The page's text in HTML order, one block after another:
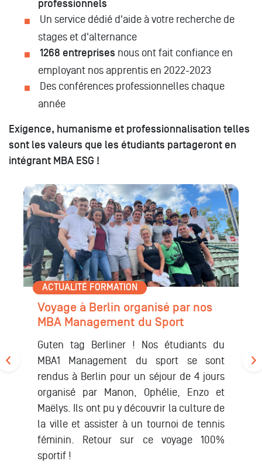
professionnels
Un service dédié d'aide à votre recherche de
stages et d'alternance
1268 entreprises nous ont fait confiance en
employant nos apprentis en 2022-2023
Des conférences professionnelles chaque
année
Exigence, humanisme et professionnalisation telles
sont les valeurs que les étudiants partageront en
intégrant MBA ESG !
ACTUALITÉ FORMATION
Yannick Noah, l’invité d’or des
MBA management du sport
Nos étudiants du MBA 1 management du
sport ont eu pour mission d’organiser une
conférence sportive avec un sportif de
renom. Ainsi ce 15 mars 2022, après un
travail de groupe de qualité, nos étudiants
ont pu accueillir un sportif aux multiples
talents, Yannick Noah.